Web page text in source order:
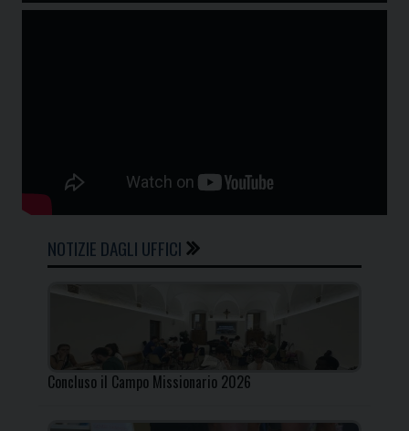
NOTIZIE DAGLI UFFICI
Concluso il Campo Missionario 2026